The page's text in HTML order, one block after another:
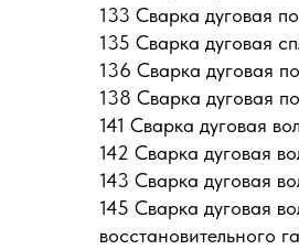
133 Сварка дуговая
135 Сварка дуговая
136 Сварка дуговая
138 Сварка дуговая
141 Сварка дуговая
142 Сварка дуговая
143 Сварка дуговая
145 Сварка дуговая
восстановительного